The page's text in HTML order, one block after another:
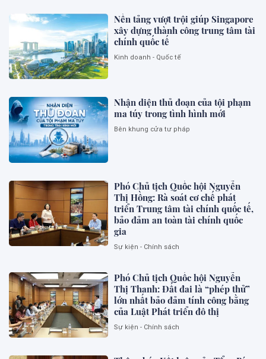
Nền tảng vượt trội giúp Singapore
xây dựng thành công trung tâm tài
chính quốc tế
Kinh doanh - Quốc tế
Nhận diện thủ đoạn của tội phạm
ma túy trong tình hình mới
Bên khung cửa tư pháp
Phó Chủ tịch Quốc hội Nguyễn
Thị Hồng: Rà soát cơ chế phát
triển Trung tâm tài chính quốc tế,
bảo đảm an toàn tài chính quốc
gia
Sự kiện - Chính sách
Phó Chủ tịch Quốc hội Nguyễn
Thị Thanh: Đất đai là “phép thử”
lớn nhất bảo đảm tính công bằng
của Luật Phát triển đô thị
Sự kiện - Chính sách